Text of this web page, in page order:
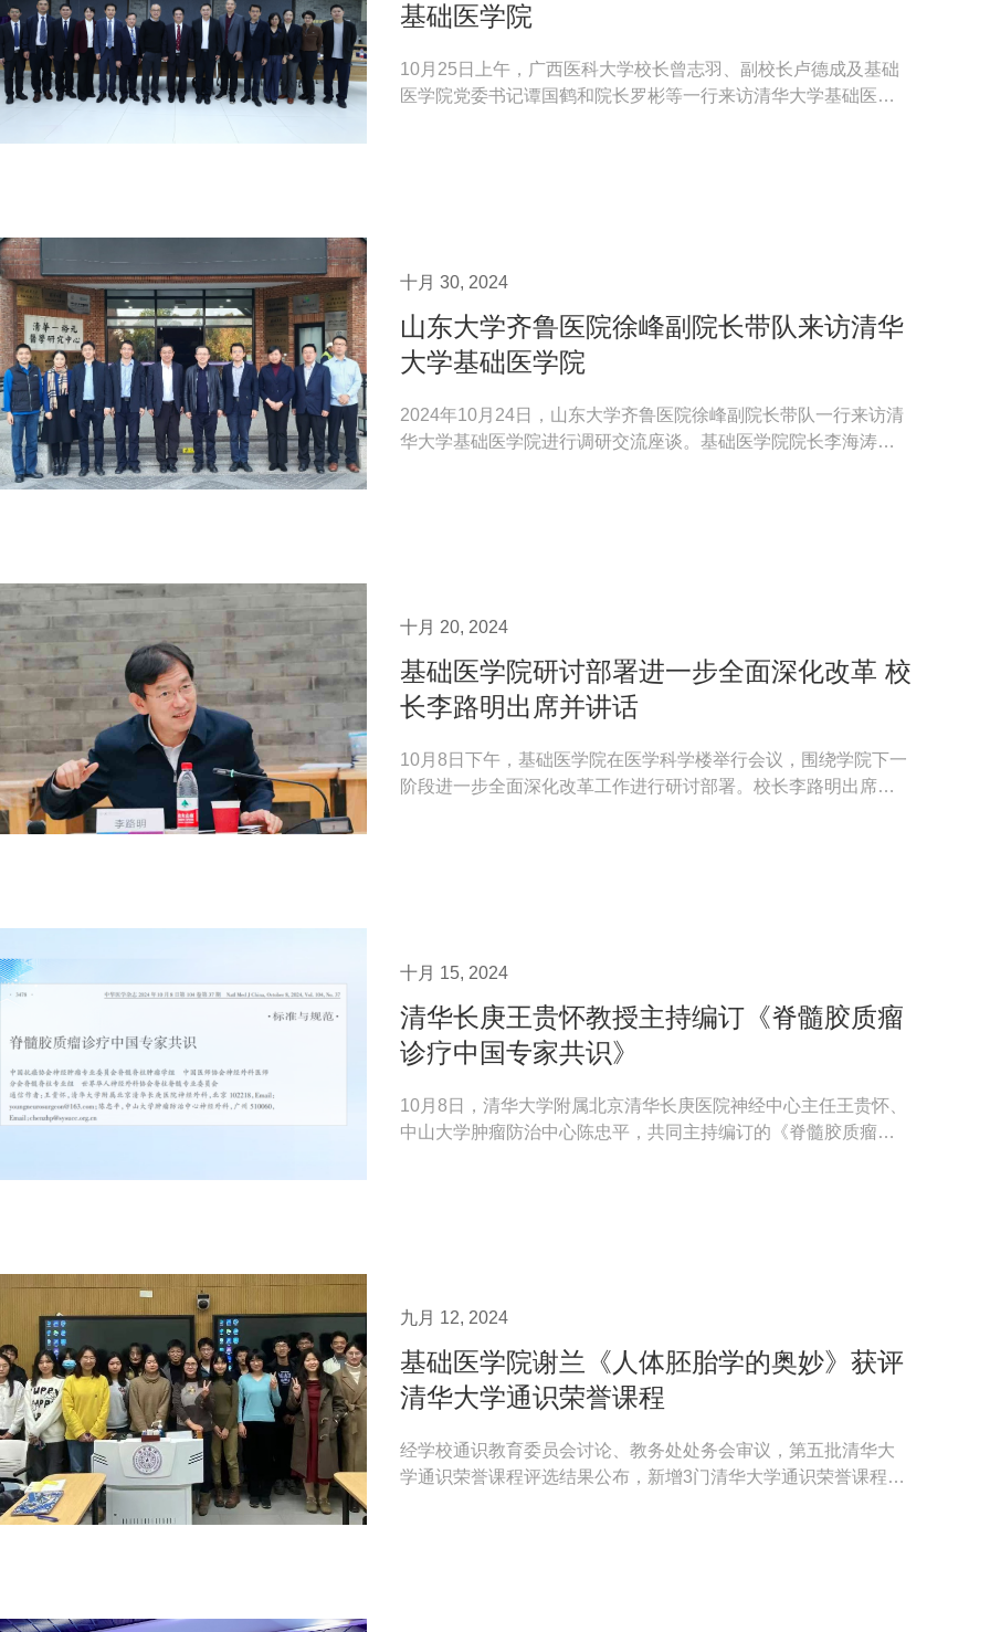
基础医学院
10月25日上午，广西医科大学校长曾志羽、副校长卢德成及基础
医学院党委书记谭国鹤和院长罗彬等一行来访清华大学基础医学
十月 30, 2024
山东大学齐鲁医院徐峰副院长带队来访清华
大学基础医学院
2024年10月24日，山东大学齐鲁医院徐峰副院长带队一行来访清
华大学基础医学院进行调研交流座谈。基础医学院院长李海涛、
十月 20, 2024
​基础医学院研讨部署进一步全面深化改革 校
长李路明出席并讲话
10月8日下午，基础医学院在医学科学楼举行会议，围绕学院下一
阶段进一步全面深化改革工作进行研讨部署。校长李路明出席会
十月 15, 2024
清华长庚王贵怀教授主持编订《脊髓胶质瘤
诊疗中国专家共识》
10月8日，清华大学附属北京清华长庚医院神经中心主任王贵怀、
中山大学肿瘤防治中心陈忠平，共同主持编订的《脊髓胶质瘤诊
九月 12, 2024
基础医学院谢兰《人体胚胎学的奥妙》获评
清华大学通识荣誉课程
经学校通识教育委员会讨论、教务处处务会审议，第五批清华大
学通识荣誉课程评选结果公布，新增3门清华大学通识荣誉课程，